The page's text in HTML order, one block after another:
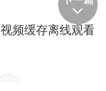
视频缓存离线观看